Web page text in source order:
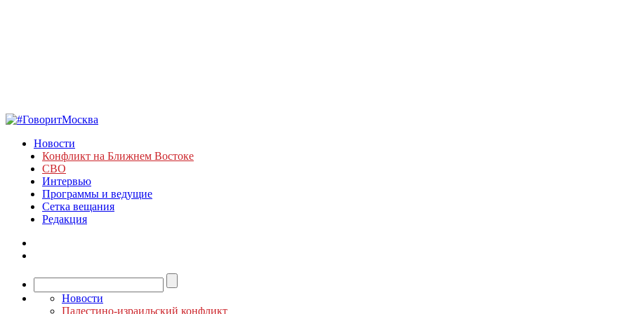
Новости
Конфликт на Ближнем Востоке
СВО
Интервью
Программы и ведущие
Сетка вещания
Редакция
Новости
Палестино-израильский конфликт